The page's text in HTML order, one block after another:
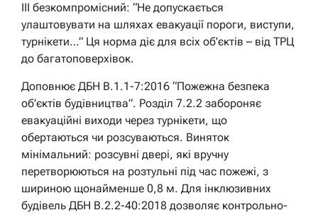
III безкомпромісний: “Не допускається
улаштовувати на шляхах евакуації пороги, виступи,
турнікети…” Ця норма діє для всіх об’єктів – від ТРЦ
до багатоповерхівок.
Доповнює ДБН В.1.1-7:2016 “Пожежна безпека
об’єктів будівництва”. Розділ 7.2.2 забороняє
евакуаційні виходи через турнікети, що
обертаються чи розсуваються. Виняток
мінімальний: розсувні двері, які вручну
перетворюються на розтульні під час пожежі, з
шириною щонайменше 0,8 м. Для інклюзивних
будівель ДБН В.2.2-40:2018 дозволяє контрольно-